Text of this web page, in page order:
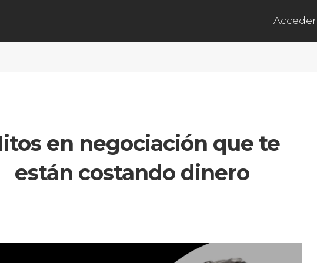
Acceder
en negociación que te
están costando dinero